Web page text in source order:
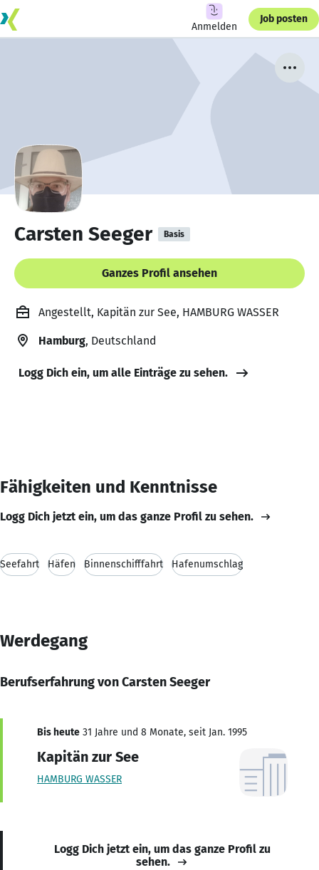
Anmelden
Job posten
Carsten Seeger Basis
Ganzes Profil ansehen
Angestellt, Kapitän zur See, HAMBURG WASSER
Hamburg, Deutschland
Logg Dich ein, um alle Einträge zu sehen.
Fähigkeiten und Kenntnisse
Logg Dich jetzt ein, um das ganze Profil zu sehen.
Seefahrt Häfen Binnenschifffahrt Hafenumschlag
Werdegang
Berufserfahrung von Carsten Seeger
Bis heute 31 Jahre und 8 Monate, seit Jan. 1995
Kapitän zur See
HAMBURG WASSER
Logg Dich jetzt ein, um das ganze Profil zu
sehen.